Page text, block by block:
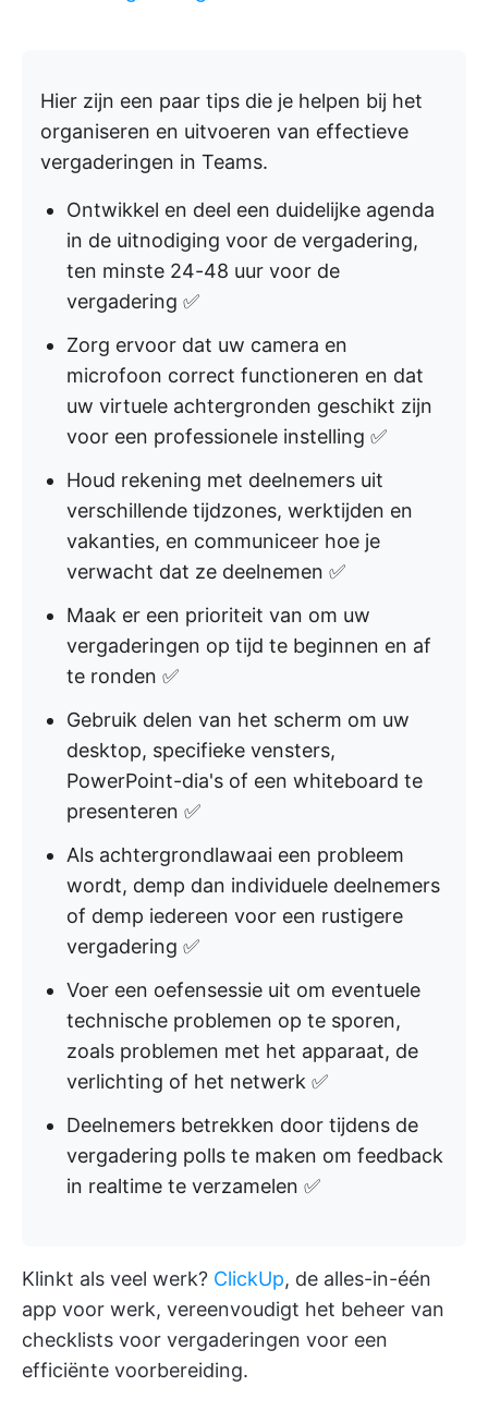
Hier zijn een paar tips die je helpen bij het
organiseren en uitvoeren van effectieve
vergaderingen in Teams.
Ontwikkel en deel een duidelijke agenda
in de uitnodiging voor de vergadering,
ten minste 24-48 uur voor de
vergadering ✅
Zorg ervoor dat uw camera en
microfoon correct functioneren en dat
uw virtuele achtergronden geschikt zijn
voor een professionele instelling ✅
Houd rekening met deelnemers uit
verschillende tijdzones, werktijden en
vakanties, en communiceer hoe je
verwacht dat ze deelnemen ✅
Maak er een prioriteit van om uw
vergaderingen op tijd te beginnen en af
te ronden ✅
Gebruik delen van het scherm om uw
desktop, specifieke vensters,
PowerPoint-dia's of een whiteboard te
presenteren ✅
Als achtergrondlawaai een probleem
wordt, demp dan individuele deelnemers
of demp iedereen voor een rustigere
vergadering ✅
Voer een oefensessie uit om eventuele
technische problemen op te sporen,
zoals problemen met het apparaat, de
verlichting of het netwerk ✅
Deelnemers betrekken door tijdens de
vergadering polls te maken om feedback
in realtime te verzamelen ✅
Klinkt als veel werk? ClickUp, de alles-in-één
app voor werk, vereenvoudigt het beheer van
checklists voor vergaderingen voor een
efficiënte voorbereiding.